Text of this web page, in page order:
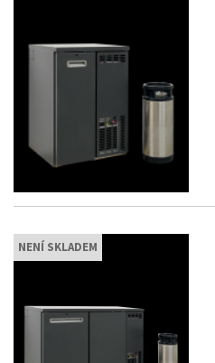
NENÍ SKLADEM